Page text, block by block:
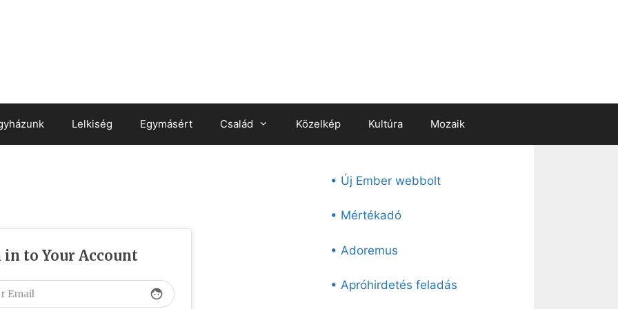
Lelkiség Egymásért Család Közelkép Kultúra Mozaik
in to Your Account
face
• Új Ember webbolt
• Mértékadó
• Adoremus
• Apróhirdetés feladás